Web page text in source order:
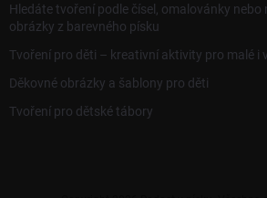
Hledáte tvoření podle čísel, omalovánky nebo
obrázky z barevného písku
Tvoření pro děti – kreativní aktivity pro malé i
Děkovné obrázky a šablony pro děti
Tvoření pro dětské tábory